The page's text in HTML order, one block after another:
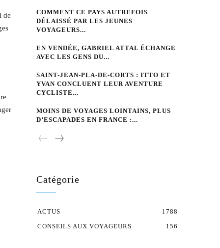
de
COMMENT CE PAYS AUTREFOIS
DÉLAISSÉ PAR LES JEUNES
VOYAGEURS...
EN VENDÉE, GABRIEL ATTAL ÉCHANGE
AVEC LES GENS DU...
SAINT-JEAN-PLA-DE-CORTS : ITTO ET
YVAN CONCLUENT LEUR AVENTURE
CYCLISTE...
MOINS DE VOYAGES LOINTAINS, PLUS
D’ESCAPADES EN FRANCE :...
Catégorie
ACTUS
1788
CONSEILS AUX VOYAGEURS
156